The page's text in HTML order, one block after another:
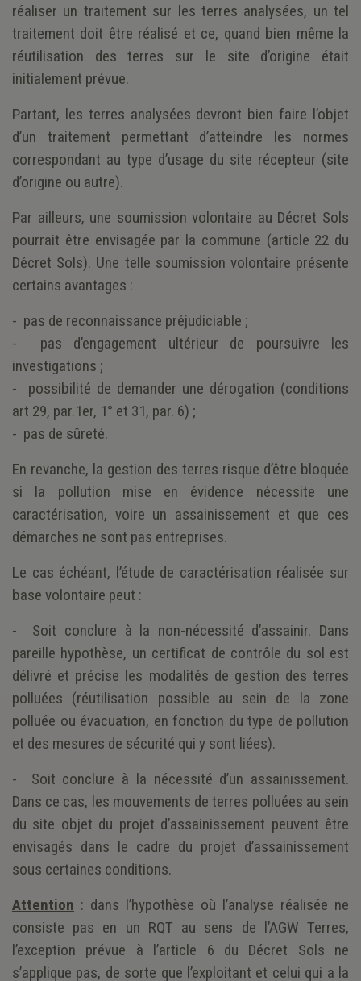
réaliser un traitement sur les terres analysées, un tel
traitement doit être réalisé et ce, quand bien même la
réutilisation des terres sur le site d’origine était
initialement prévue.
Partant, les terres analysées devront bien faire l’objet
d’un traitement permettant d’atteindre les normes
correspondant au type d’usage du site récepteur (site
d’origine ou autre).
Par ailleurs, une soumission volontaire au Décret Sols
pourrait être envisagée par la commune (article 22 du
Décret Sols). Une telle soumission volontaire présente
certains avantages :
- pas de reconnaissance préjudiciable ;
- pas d’engagement ultérieur de poursuivre les
investigations ;
- possibilité de demander une dérogation (conditions
art 29, par.1er, 1° et 31, par. 6) ;
- pas de sûreté.
En revanche, la gestion des terres risque d’être bloquée
si la pollution mise en évidence nécessite une
caractérisation, voire un assainissement et que ces
démarches ne sont pas entreprises.
Le cas échéant, l’étude de caractérisation réalisée sur
base volontaire peut :
- Soit conclure à la non-nécessité d’assainir. Dans
pareille hypothèse, un certificat de contrôle du sol est
délivré et précise les modalités de gestion des terres
polluées (réutilisation possible au sein de la zone
polluée ou évacuation, en fonction du type de pollution
et des mesures de sécurité qui y sont liées).
- Soit conclure à la nécessité d’un assainissement.
Dans ce cas, les mouvements de terres polluées au sein
du site objet du projet d’assainissement peuvent être
envisagés dans le cadre du projet d’assainissement
sous certaines conditions.
Attention : dans l’hypothèse où l’analyse réalisée ne
consiste pas en un RQT au sens de l’AGW Terres,
l’exception prévue à l’article 6 du Décret Sols ne
s’applique pas, de sorte que l’exploitant et celui qui a la